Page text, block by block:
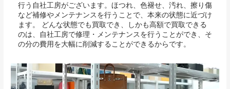
行う自社工房がございます。ほつれ、色褪せ、汚れ、擦り傷
など補修やメンテナンスを行うことで、本来の状態に近づけ
ます。 どんな状態でも買取でき、しかも高額で買取できる
のは、自社工房で修理・メンテナンスを行うことができ、そ
の分の費用を大幅に削減することができるからです。